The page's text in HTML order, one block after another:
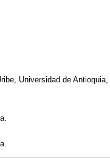
Universidad de